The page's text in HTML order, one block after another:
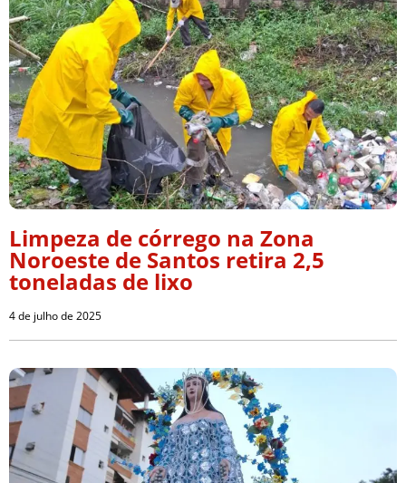
Limpeza de córrego na Zona
Noroeste de Santos retira 2,5
toneladas de lixo
4 de julho de 2025